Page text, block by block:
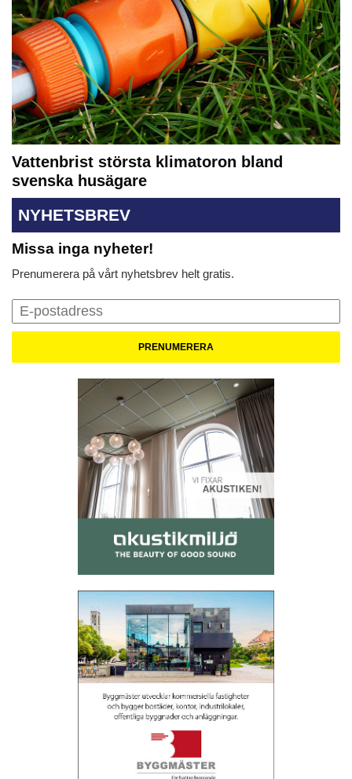
Vattenbrist största klimatoron bland
svenska husägare
NYHETSBREV
Missa inga nyheter!
Prenumerera på vårt nyhetsbrev helt gratis.